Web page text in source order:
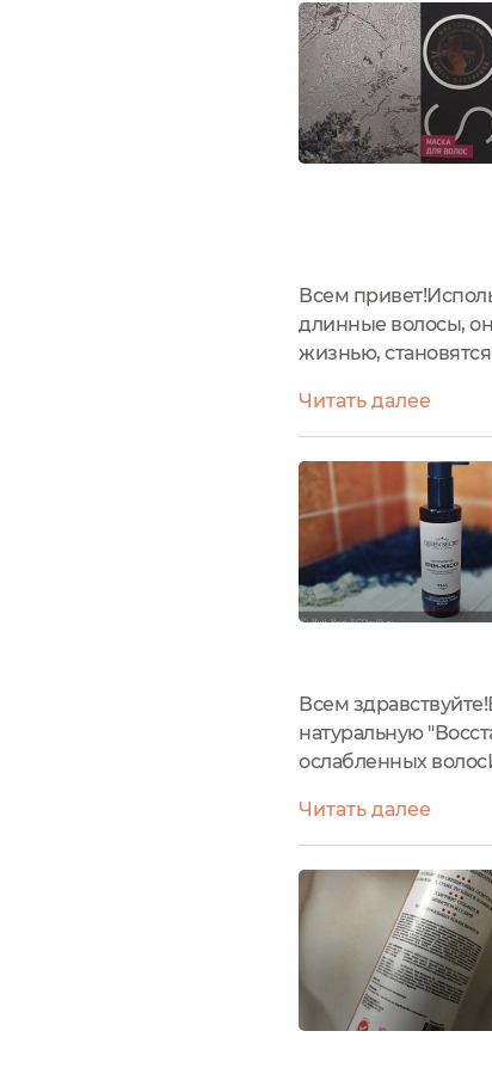
Всем
длинные волосы,
жизнью,
расход совсем
Читать далее
Всем
натуральную
ослабленных
Читать далее